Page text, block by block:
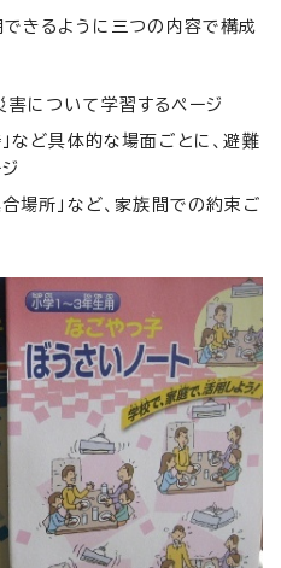
きるように三つの内容で構成
害について学習するページ
」など具体的な場面ごとに、避難
合場所」など、家族間での約束ご